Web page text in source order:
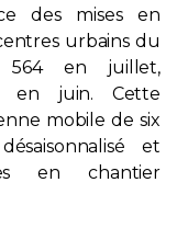
des mises en
urbains du
en juillet,
en juin. Cette
mobile de six
et
en chantier